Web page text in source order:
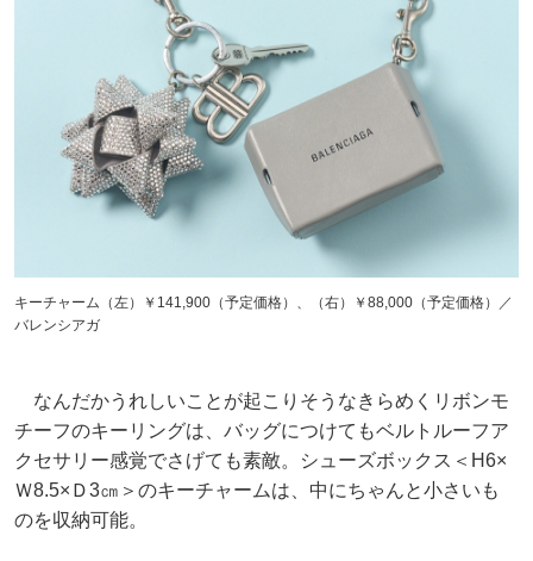
キーチャーム（左）￥141,900（予定価格）、（右）￥88,000（予定価格）／
バレンシアガ
なんだかうれしいことが起こりそうなきらめくリボンモ
チーフのキーリングは、バッグにつけてもベルトルーフア
クセサリー感覚でさげても素敵。シューズボックス＜H6×
Ｗ8.5×Ｄ3㎝＞のキーチャームは、中にちゃんと小さいも
のを収納可能。